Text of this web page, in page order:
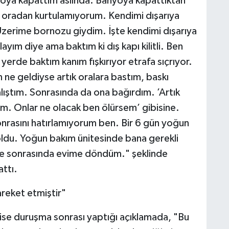
kurtulamıyorum. Kendimi dışarıya
bornozu giydim. İşte kendimi dışarıya
diye ama baktım ki dış kapı kilitli. Ben
baktım kanım fışkırıyor etrafa sıçrıyor.
geldiyse artık oralara bastım, baskı
Sonrasında da ona bağırdım. ’Artık
Onlar ne olacak ben ölürsem’ gibisine.
hatırlamıyorum ben. Bir 6 gün yoğun
Yoğun bakım ünitesinde bana gerekli
sonrasında evime döndüm." şeklinde
etmiştir"
duruşma sonrası yaptığı açıklamada, "Bu